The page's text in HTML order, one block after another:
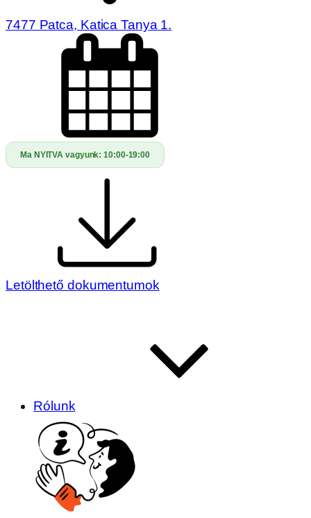
7477 Patca, Katica Tanya 1.
Ma NYITVA vagyunk:10:00-19:00
Letölthető dokumentumok
Rólunk